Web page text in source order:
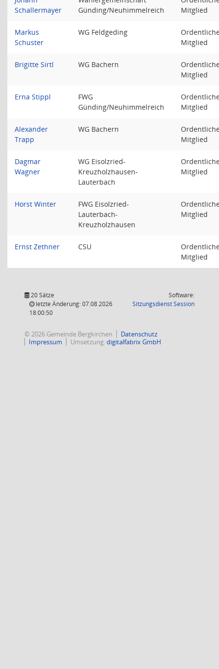
Schallermayer
Günding/Neuhimmelreich
Mitglied
Markus
Schuster
WG Feldgeding
Mitglied
Brigitte Sirtl WG Bachern
Mitglied
Erna Stippl
FWG
Günding/Neuhimmelreich
Mitglied
Alexander
Trapp
WG Bachern
Mitglied
Dagmar
Wagner
WG Eisolzried-
Kreuzholzhausen-
Lauterbach
Mitglied
Horst Winter
FWG Eisolzried-
Lauterbach-
Kreuzholzhausen
Mitglied
Ernst Zethner CSU
Mitglied
20 Sätze
letzte Änderung: 07.08.2026
18:00:50
Software:
SitzungsdienstSession(Wird in
© 2026 Gemeinde Bergkirchen
Datenschutz
Impressum
Umsetzung:digitalfabrix GmbH